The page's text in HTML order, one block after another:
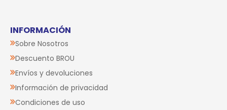
INFORMACIÓN
Sobre Nosotros
Descuento BROU
Envíos y devoluciones
Información de privacidad
Condiciones de uso